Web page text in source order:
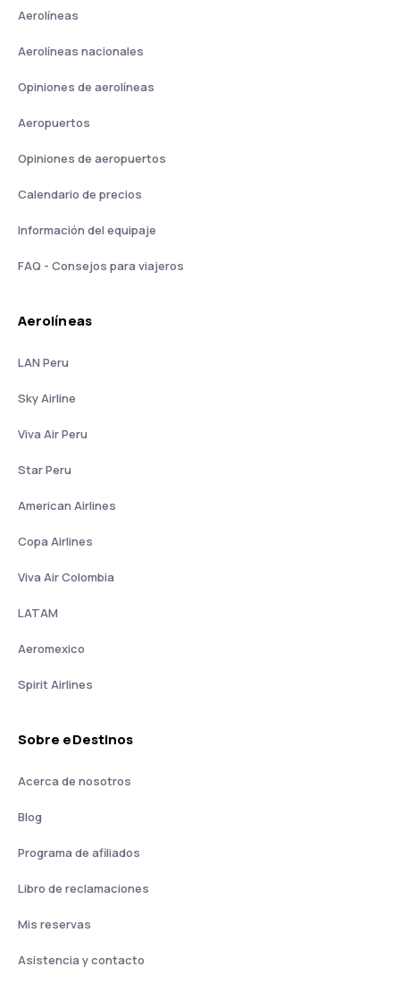
Aerolíneas
Aerolíneas nacionales
Opiniones de aerolíneas
Aeropuertos
Opiniones de aeropuertos
Calendario de precios
Información del equipaje
FAQ - Consejos para viajeros
Aerolíneas
LAN Peru
Sky Airline
Viva Air Peru
Star Peru
American Airlines
Copa Airlines
Viva Air Colombia
LATAM
Aeromexico
Spirit Airlines
Sobre eDestinos
Acerca de nosotros
Blog
Programa de afiliados
Libro de reclamaciones
Mis reservas
Asistencia y contacto